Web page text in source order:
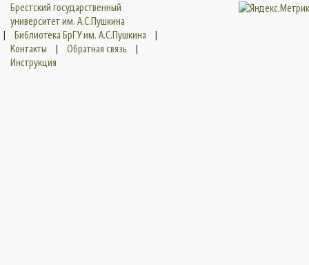
Брестский государственный
университет им. А.С.Пушкина
|
Библиотека БрГУ им. А.С.Пушкина
|
Контакты
| Обратная связь
|
Инструкция